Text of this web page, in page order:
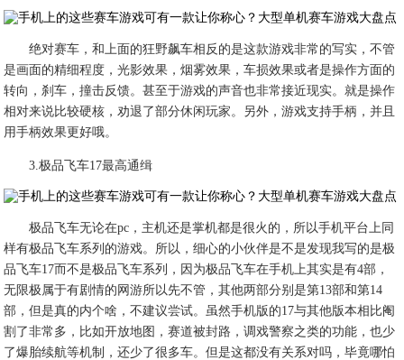
绝对赛车，和上面的狂野飙车相反的是这款游戏非常的写实，不管
是画面的精细程度，光影效果，烟雾效果，车损效果或者是操作方面的
转向，刹车，撞击反馈。甚至于游戏的声音也非常接近现实。就是操作
相对来说比较硬核，劝退了部分休闲玩家。另外，游戏支持手柄，并且
用手柄效果更好哦。
3.极品飞车17最高通缉
极品飞车无论在pc，主机还是掌机都是很火的，所以手机平台上同
样有极品飞车系列的游戏。所以，细心的小伙伴是不是发现我写的是极
品飞车17而不是极品飞车系列，因为极品飞车在手机上其实是有4部，
无限极属于有剧情的网游所以先不管，其他两部分别是第13部和第14
部，但是真的内个啥，不建议尝试。虽然手机版的17与其他版本相比阉
割了非常多，比如开放地图，赛道被封路，调戏警察之类的功能，也少
了爆胎续航等机制，还少了很多车。但是这都没有关系对吗，毕竟哪怕